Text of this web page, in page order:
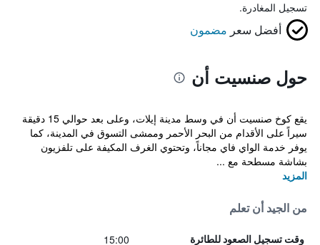
تسجيل المغادرة.
أفضل سعر مضمون
حول صنسيت أن
يقع كوخ صنسيت أن في وسط مدينة إيلات، وعلى بعد حوالي 15 دقيقة
سيراً على الأقدام من البحر الأحمر وممشى التسوق في المدينة، كما
يوفر خدمة الواي فاي مجاناً، وتحتوي الغرف المكيفة على تلفزيون
بشاشة مسطحة مع ...
المزيد
من الجيد أن تعلم
وقت تسجيل الصعود للطائرة 15:00